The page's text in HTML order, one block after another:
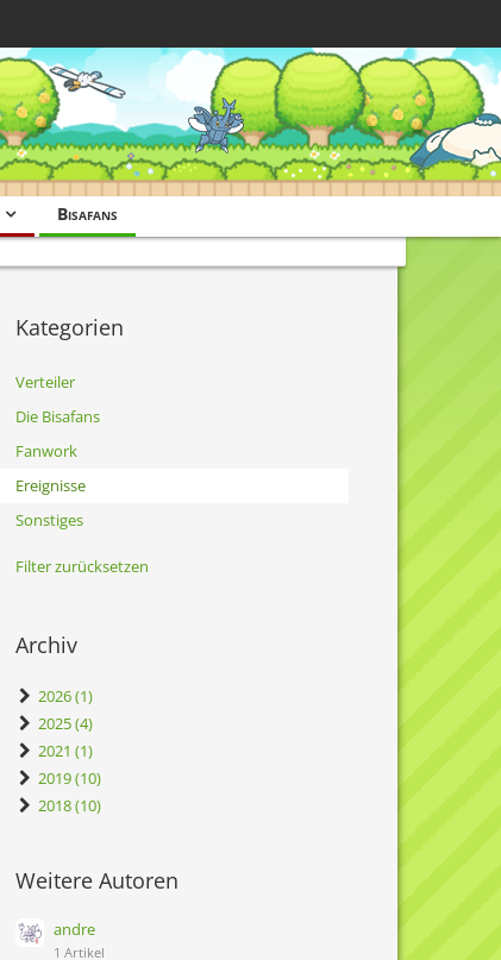
Bisafans
Kategorien
Verteiler
Die Bisafans
Fanwork
Ereignisse
Sonstiges
Filter zurücksetzen
Archiv
2026 (1)
2025 (4)
2021 (1)
2019 (10)
2018 (10)
Weitere Autoren
andre
1 Artikel